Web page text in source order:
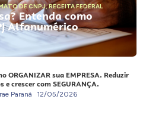
DE CNPJ,RECEITA FEDERAL
Entenda como
Alfanumérico
ORGANIZAR sua EMPRESA. Reduzir
e crescer com SEGURANÇA.
Paraná 12/05/2026